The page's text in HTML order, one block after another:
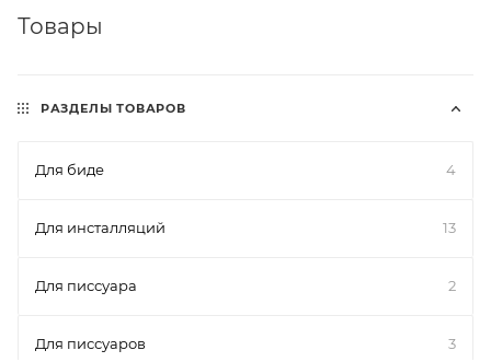
Товары
РАЗДЕЛЫ ТОВАРОВ
Для биде 4
Для инсталляций 13
Для писсуара 2
Для писсуаров 3